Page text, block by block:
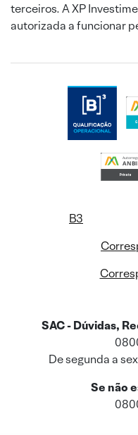
terceiros. A XP
autorizada a funcionar
B3
SAC - Dúvidas,
De segunda a
Se não